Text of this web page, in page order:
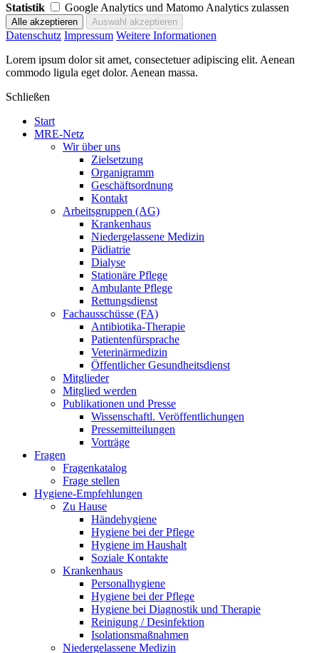
Statistik
Google Analytics und Matomo Analytics zulassen
Datenschutz Impressum Weitere Informationen
Lorem ipsum dolor sit amet, consectetuer adipiscing elit. Aenean
commodo ligula eget dolor. Aenean massa.
Schließen
Start
MRE-Netz
Wir über uns
Zielsetzung
Organigramm
Geschäftsordnung
Kontakt
Arbeitsgruppen (AG)
Krankenhaus
Niedergelassene Medizin
Pädiatrie
Dialyse
Stationäre Pflege
Ambulante Pflege
Rettungsdienst
Fachausschüsse (FA)
Antibiotika-Therapie
Patientenfürsprache
Veterinärmedizin
Öffentlicher Gesundheitsdienst
Mitglieder
Mitglied werden
Publikationen und Presse
Wissenschaftl. Veröffentlichungen
Pressemitteilungen
Vorträge
Fragen
Fragenkatalog
Frage stellen
Hygiene-Empfehlungen
Zu Hause
Händehygiene
Hygiene bei der Pflege
Hygiene im Haushalt
Soziale Kontakte
Krankenhaus
Personalhygiene
Hygiene bei der Pflege
Hygiene bei Diagnostik und Therapie
Reinigung / Desinfektion
Isolationsmaßnahmen
Niedergelassene Medizin